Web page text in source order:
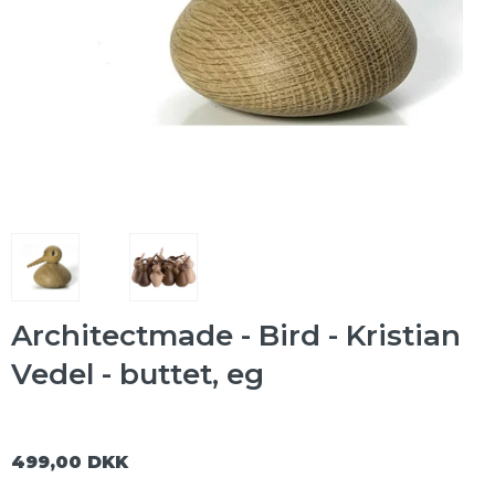
Architectmade - Bird - Kristian
Vedel - buttet, eg
499,00 DKK